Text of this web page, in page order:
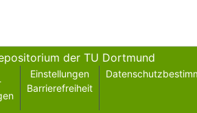
der TU Dortmund
Einstellungen
Barrierefreiheit